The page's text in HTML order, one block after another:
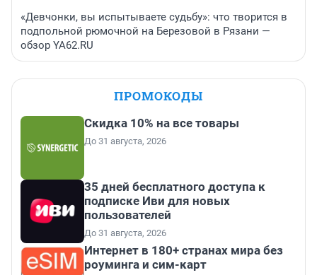
«Девчонки, вы испытываете судьбу»: что творится в
подпольной рюмочной на Березовой в Рязани —
обзор YA62.RU
ПРОМОКОДЫ
Скидка 10% на все товары
До 31 августа, 2026
35 дней бесплатного доступа к
подписке Иви для новых
пользователей
До 31 августа, 2026
Интернет в 180+ странах мира без
роуминга и сим-карт